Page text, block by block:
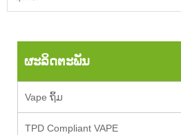
ຜະລິດຕະພັນ
Vape ຖິ້ມ
TPD Compliant VAPE